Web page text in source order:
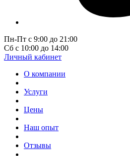
Пн-Пт с 9:00 до 21:00
Сб с 10:00 до 14:00
Личный кабинет
О компании
Услуги
Цены
Наш опыт
Отзывы